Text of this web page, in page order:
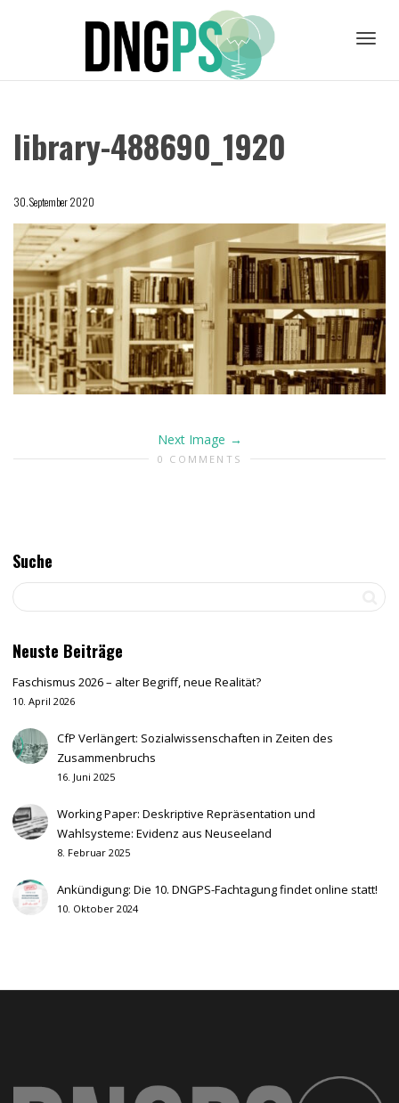
library-488690_1920
30. September 2020
Next Image
0 COMMENTS
Suche
Neuste Beiträge
Faschismus 2026 – alter Begriff, neue Realität?
10. April 2026
CfP Verlängert: Sozialwissenschaften in Zeiten des
Zusammenbruchs
16. Juni 2025
Working Paper: Deskriptive Repräsentation und
Wahlsysteme: Evidenz aus Neuseeland
8. Februar 2025
Ankündigung: Die 10. DNGPS-Fachtagung findet online statt!
10. Oktober 2024